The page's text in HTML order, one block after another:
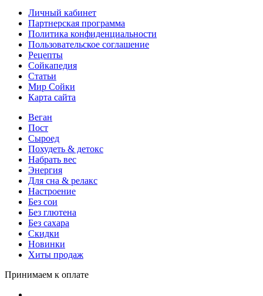
Личный кабинет
Партнерская программа
Политика конфиденциальности
Пользовательское соглашение
Рецепты
Сойкапедия
Статьи
Мир Сойки
Карта сайта
Веган
Пост
Сыроед
Похудеть & детокс
Набрать вес
Энергия
Для сна & релакс
Настроение
Без сои
Без глютена
Без сахара
Скидки
Новинки
Хиты продаж
Принимаем к оплате